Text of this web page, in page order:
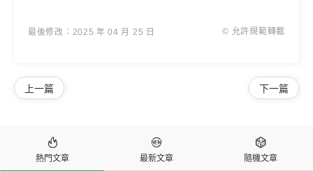
最後修改：2025 年 04 月 25 日 © 允許規範轉載
下一篇
上一篇

熱門文章

最新文章

隨機文章